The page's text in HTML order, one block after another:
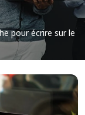
pour écrire sur le